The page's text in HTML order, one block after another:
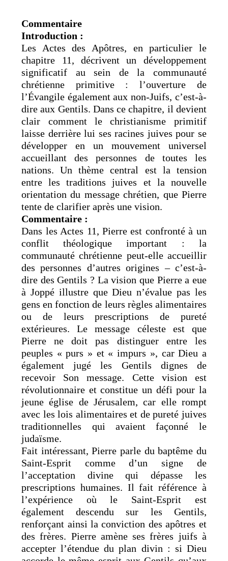
Commentaire
Introduction :
Les Actes des Apôtres, en particulier le
chapitre 11, décrivent un développement
significatif au sein de la communauté
chrétienne primitive : l’ouverture de
l’Évangile également aux non-Juifs, c’est-à-
dire aux Gentils. Dans ce chapitre, il devient
clair comment le christianisme primitif
laisse derrière lui ses racines juives pour se
développer en un mouvement universel
accueillant des personnes de toutes les
nations. Un thème central est la tension
entre les traditions juives et la nouvelle
orientation du message chrétien, que Pierre
tente de clarifier après une vision.
Commentaire :
Dans les Actes 11, Pierre est confronté à un
conflit théologique important : la
communauté chrétienne peut-elle accueillir
des personnes d’autres origines – c’est-à-
dire des Gentils ? La vision que Pierre a eue
à Joppé illustre que Dieu n’évalue pas les
gens en fonction de leurs règles alimentaires
ou de leurs prescriptions de pureté
extérieures. Le message céleste est que
Pierre ne doit pas distinguer entre les
peuples « purs » et « impurs », car Dieu a
également jugé les Gentils dignes de
recevoir Son message. Cette vision est
révolutionnaire et constitue un défi pour la
jeune église de Jérusalem, car elle rompt
avec les lois alimentaires et de pureté juives
traditionnelles qui avaient façonné le
judaïsme.
Fait intéressant, Pierre parle du baptême du
Saint-Esprit comme d’un signe de
l’acceptation divine qui dépasse les
prescriptions humaines. Il fait référence à
l’expérience où le Saint-Esprit est
également descendu sur les Gentils,
renforçant ainsi la conviction des apôtres et
des frères. Pierre amène ses frères juifs à
accepter l’étendue du plan divin : si Dieu